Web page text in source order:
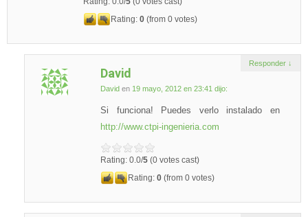
Rating: 0 (from 0 votes)
David
David en 19 mayo, 2012 en 23:41 dijo:
Si funciona! Puedes verlo instalado en
http://www.ctpi-ingenieria.com
Rating: 0.0/5 (0 votes cast)
Rating: 0 (from 0 votes)
Responder ↓